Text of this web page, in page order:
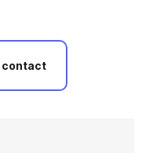
contact